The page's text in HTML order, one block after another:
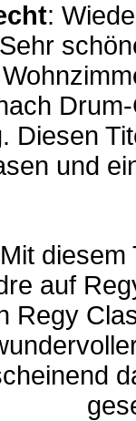
:
Diesen
und
diesem
auf
Regy